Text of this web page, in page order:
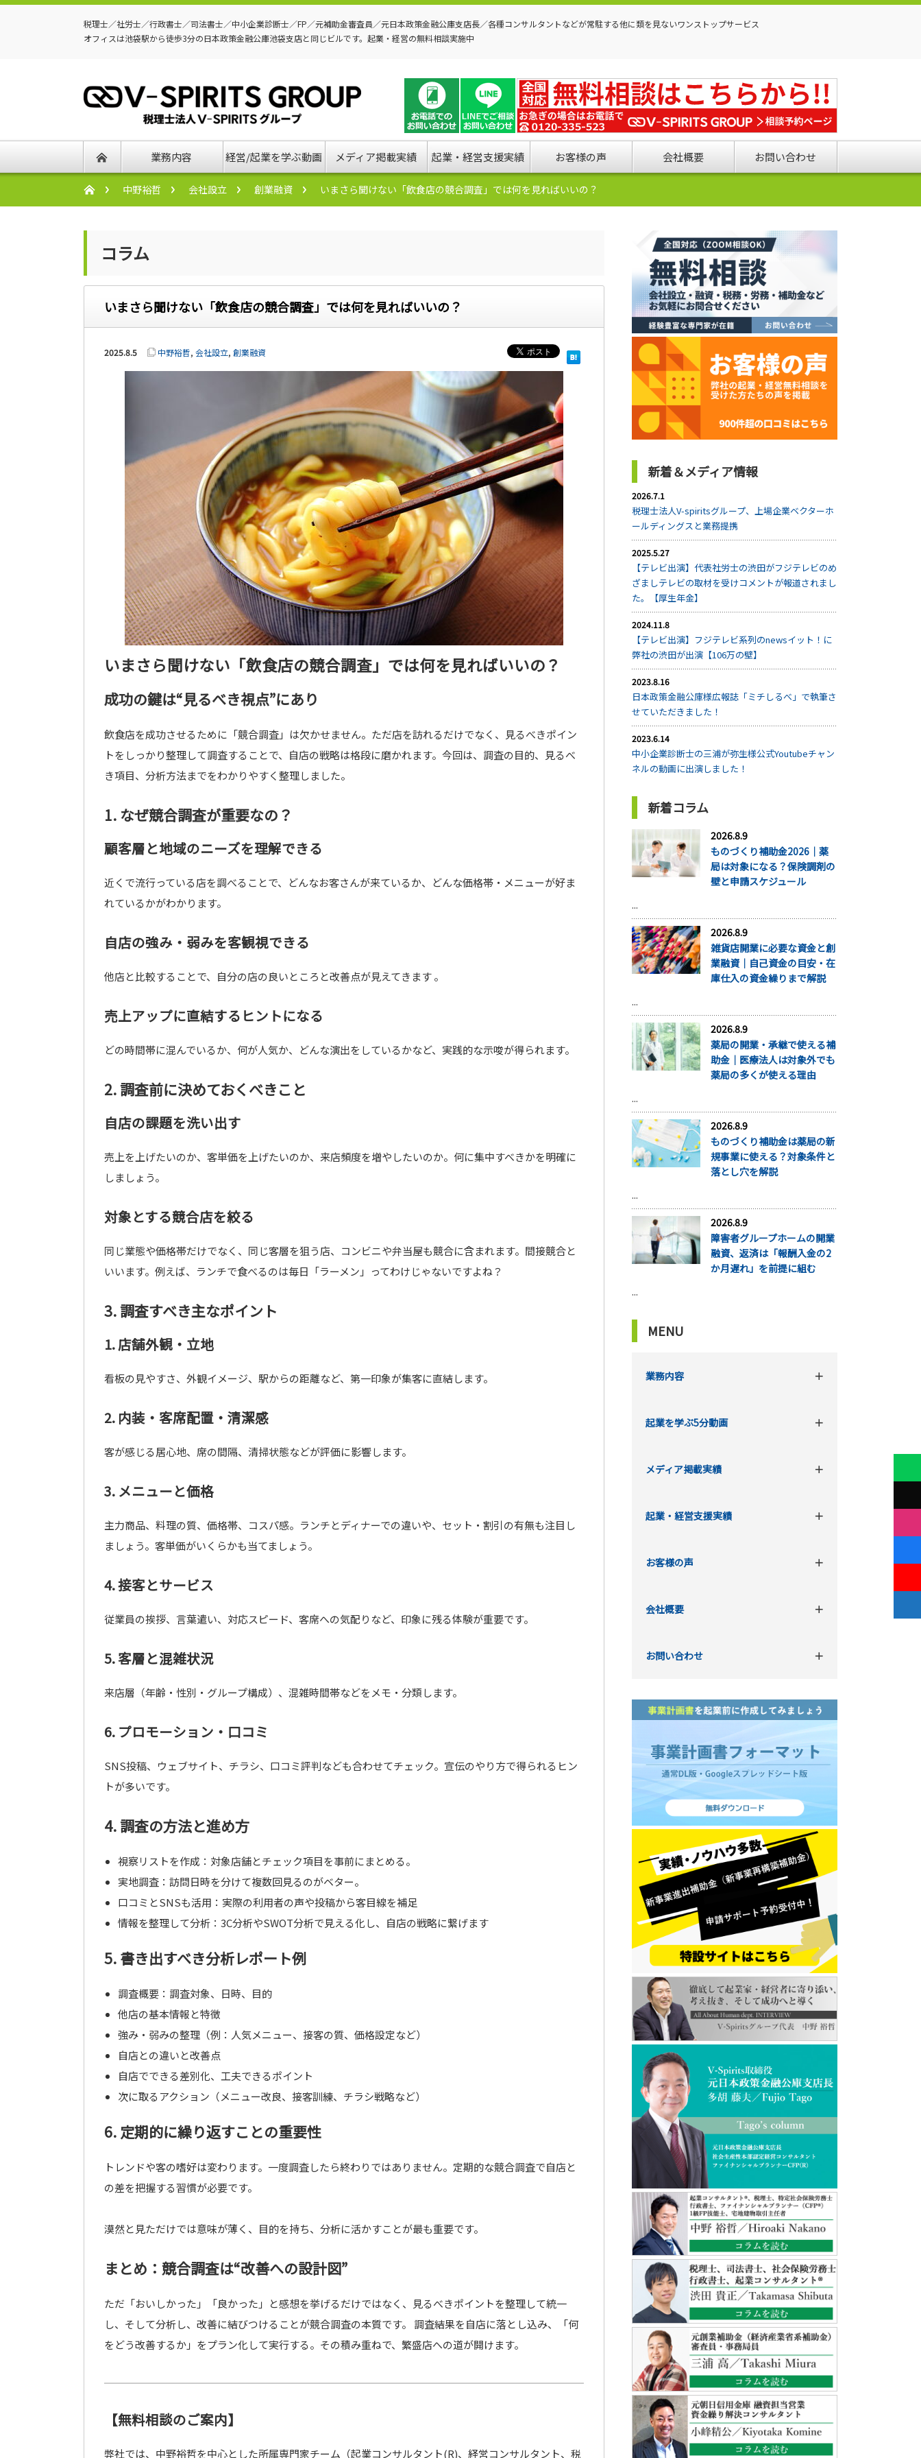
税理士／社労士／行政書士／司法書士／中小企業診断士／FP／元補助金審査員／元日本政策金融公庫支店長／各種コンサルタントなどが常駐する他に類を見ないワンストップサービス
オフィスは池袋駅から徒歩3分の日本政策金融公庫池袋支店と同じビルです。起業・経営の無料相談実施中
業務内容 経営/起業を学ぶ動画 メディア掲載実績 起業・経営支援実績 お客様の声 会社概要 お問い合わせ
中野裕哲 会社設立 創業融資 いまさら聞けない「飲食店の競合調査」では何を見ればいいの？
コラム
いまさら聞けない「飲食店の競合調査」では何を見ればいいの？
2025.8.5 中野裕哲, 会社設立, 創業融資
いまさら聞けない「飲食店の競合調査」では何を見ればいいの？
成功の鍵は“見るべき視点”にあり
飲食店を成功させるために「競合調査」は欠かせません。ただ店を訪れるだけでなく、見るべきポイン
トをしっかり整理して調査することで、自店の戦略は格段に磨かれます。今回は、調査の目的、見るべ
き項目、分析方法までをわかりやすく整理しました。
1. なぜ競合調査が重要なの？
顧客層と地域のニーズを理解できる
近くで流行っている店を調べることで、どんなお客さんが来ているか、どんな価格帯・メニューが好ま
れているかがわかります。
自店の強み・弱みを客観視できる
他店と比較することで、自分の店の良いところと改善点が見えてきます 。
売上アップに直結するヒントになる
どの時間帯に混んでいるか、何が人気か、どんな演出をしているかなど、実践的な示唆が得られます。
2. 調査前に決めておくべきこと
自店の課題を洗い出す
売上を上げたいのか、客単価を上げたいのか、来店頻度を増やしたいのか。何に集中すべきかを明確に
しましょう。
対象とする競合店を絞る
同じ業態や価格帯だけでなく、同じ客層を狙う店、コンビニや弁当屋も競合に含まれます。間接競合と
いいます。例えば、ランチで食べるのは毎日「ラーメン」ってわけじゃないですよね？
3. 調査すべき主なポイント
1. 店舗外観・立地
看板の見やすさ、外観イメージ、駅からの距離など、第一印象が集客に直結します。
2. 内装・客席配置・清潔感
客が感じる居心地、席の間隔、清掃状態などが評価に影響します。
3. メニューと価格
主力商品、料理の質、価格帯、コスパ感。ランチとディナーでの違いや、セット・割引の有無も注目し
ましょう。客単価がいくらかも当てましょう。
4. 接客とサービス
従業員の挨拶、言葉遣い、対応スピード、客席への気配りなど、印象に残る体験が重要です。
5. 客層と混雑状況
来店層（年齢・性別・グループ構成）、混雑時間帯などをメモ・分類します。
6. プロモーション・口コミ
SNS投稿、ウェブサイト、チラシ、口コミ評判なども合わせてチェック。宣伝のやり方で得られるヒン
トが多いです。
4. 調査の方法と進め方
視察リストを作成：対象店舗とチェック項目を事前にまとめる。
実地調査：訪問日時を分けて複数回見るのがベター。
口コミとSNSも活用：実際の利用者の声や投稿から客目線を補足
情報を整理して分析：3C分析やSWOT分析で見える化し、自店の戦略に繋げます
5. 書き出すべき分析レポート例
調査概要：調査対象、日時、目的
他店の基本情報と特徴
強み・弱みの整理（例：人気メニュー、接客の質、価格設定など）
自店との違いと改善点
自店でできる差別化、工夫できるポイント
次に取るアクション（メニュー改良、接客訓練、チラシ戦略など）
6. 定期的に繰り返すことの重要性
トレンドや客の嗜好は変わります。一度調査したら終わりではありません。定期的な競合調査で自店と
の差を把握する習慣が必要です。
漠然と見ただけでは意味が薄く、目的を持ち、分析に活かすことが最も重要です。
まとめ：競合調査は“改善への設計図”
ただ「おいしかった」「良かった」と感想を挙げるだけではなく、見るべきポイントを整理して統一
し、そして分析し、改善に結びつけることが競合調査の本質です。 調査結果を自店に落とし込み、「何
をどう改善するか」をプラン化して実行する。その積み重ねで、繁盛店への道が開けます。
【無料相談のご案内】
弊社では、中野裕哲を中心とした所属専門家チーム（起業コンサルタント(R)、経営コンサルタント、税
新着＆メディア情報
2026.7.1
税理士法人V-spiritsグループ、上場企業ベクターホ
ールディングスと業務提携
2025.5.27
【テレビ出演】代表社労士の渋田がフジテレビのめ
ざましテレビの取材を受けコメントが報道されまし
た。【厚生年金】
2024.11.8
【テレビ出演】フジテレビ系列のnewsイット！に
弊社の渋田が出演【106万の壁】
2023.8.16
日本政策金融公庫様広報誌「ミチしるべ」で執筆さ
せていただきました！
2023.6.14
中小企業診断士の三浦が弥生様公式Youtubeチャン
ネルの動画に出演しました！
新着コラム
2026.8.9
ものづくり補助金2026｜薬
局は対象になる？保険調剤の
壁と申請スケジュール
...
2026.8.9
雑貨店開業に必要な資金と創
業融資｜自己資金の目安・在
庫仕入の資金繰りまで解説
...
2026.8.9
薬局の開業・承継で使える補
助金｜医療法人は対象外でも
薬局の多くが使える理由
...
2026.8.9
ものづくり補助金は薬局の新
規事業に使える？対象条件と
落とし穴を解説
...
2026.8.9
障害者グループホームの開業
融資、返済は「報酬入金の2
か月遅れ」を前提に組む
...
MENU
業務内容
起業を学ぶ5分動画
メディア掲載実績
起業・経営支援実績
お客様の声
会社概要
お問い合わせ